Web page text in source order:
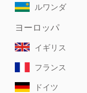
ルワンダ
ヨーロッパ
イギリス
フランス
ドイツ